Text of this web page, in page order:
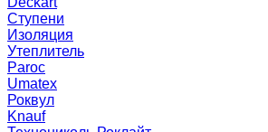
Ступени
Изоляция
Утеплитель
Paroc
Umatex
Роквул
Knauf